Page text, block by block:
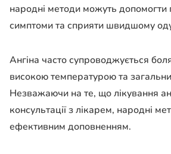
народні методи можуть допомогти
симптоми та сприяти швидшому
Ангіна часто супроводжується
високою температурою та
Незважаючи на те, що лікування
консультації з лікарем, народні
ефективним доповненням.